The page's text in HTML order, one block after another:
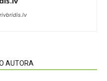
AUTORA